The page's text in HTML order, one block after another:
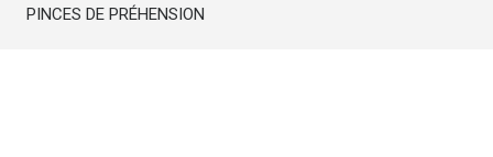
PINCES DE PRÉHENSION